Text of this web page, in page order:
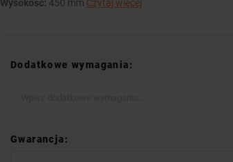
Wysokość: 450 mm Czytaj więcej
Dodatkowe wymagania:
Gwarancja: